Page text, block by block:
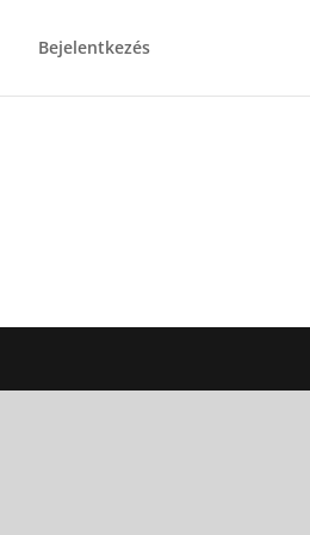
Bejelentkezés